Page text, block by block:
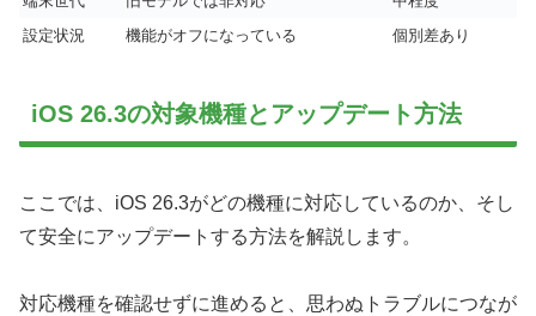
設定状況
機能がオフになっている 個別差あり
iOS 26.3の対象機種とアップデート方法
ここでは、iOS 26.3がどの機種に対応しているのか、そし
て安全にアップデートする方法を解説します。
対応機種を確認せずに進めると、思わぬトラブルにつなが